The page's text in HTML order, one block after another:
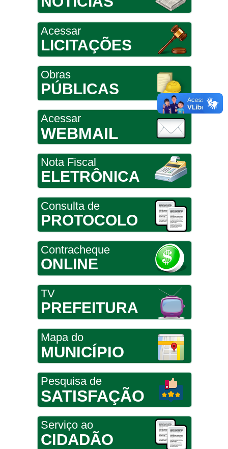
Acessar
LICITAÇÕES
Obras
PÚBLICAS
Acessar
WEBMAIL
Nota Fiscal
ELETRÔNICA
Consulta de
PROTOCOLO
Contracheque
ONLINE
TV
PREFEITURA
Mapa do
MUNICÍPIO
Pesquisa de
SATISFAÇÃO
Serviço ao
CIDADÃO